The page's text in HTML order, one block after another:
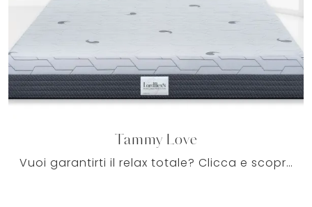
Tammy Love
Vuoi garantirti il relax totale? Clicca e scopri di più sul materasso Tammy Love tra i modelli in memory foam matrimoniali di Lordflexs!